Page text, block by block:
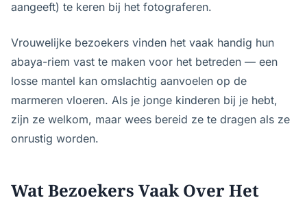
aangeeft) te keren bij het fotograferen.
Vrouwelijke bezoekers vinden het vaak handig hun
abaya-riem vast te maken voor het betreden — een
losse mantel kan omslachtig aanvoelen op de
marmeren vloeren. Als je jonge kinderen bij je hebt,
zijn ze welkom, maar wees bereid ze te dragen als ze
onrustig worden.
Wat Bezoekers Vaak Over Het